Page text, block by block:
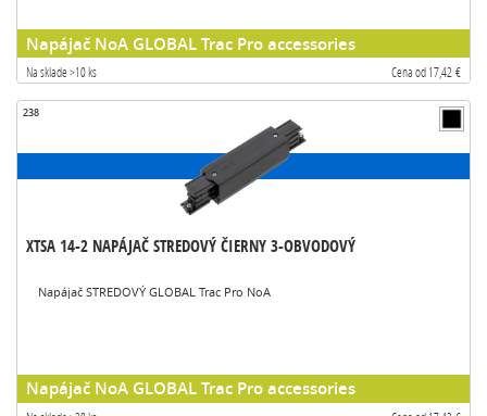
Napájač NoA GLOBAL Trac Pro accessories
Na sklade >10 ks Cena od 17,42 €
238
XTSA 14-2 NAPÁJAČ STREDOVÝ ČIERNY 3-OBVODOVÝ
Napájač STREDOVÝ GLOBAL Trac Pro NoA
Napájač NoA GLOBAL Trac Pro accessories